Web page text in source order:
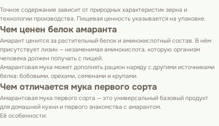
Точное содержание зависит от природных характеристик зерна и
технологии производства. Пищевая ценность указывается на упаковке.
Чем ценен белок амаранта
Амарант ценится за растительный белок и аминокислотный состав. В нём
присутствует лизин — незаменимая аминокислота, которую организм
человека должен получать с пищей.
Амарантовая мука может дополнять рацион наряду с другими источниками
белка: бобовыми, орехами, семенами и крупами.
Чем отличается мука первого сорта
Амарантовая мука первого сорта — это универсальный базовый продукт
для домашней кухни и первого знакомства с амарантом.
Её особенности: